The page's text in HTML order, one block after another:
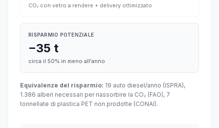
CO₂ con vetro a rendere + delivery ottimizzato
RISPARMIO POTENZIALE
−35 t
circa il 50% in meno all'anno
Equivalenze del risparmio: 19 auto diesel/anno (ISPRA),
1.386 alberi necessari per riassorbire la CO₂ (FAO), 7
tonnellate di plastica PET non prodotte (CONAI).